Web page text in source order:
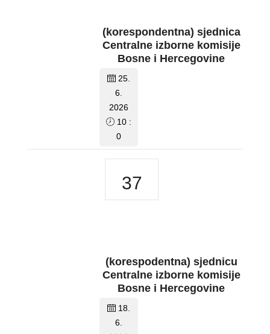
(korespondentna) sjednica
Centralne izborne komisije
Bosne i Hercegovine
25.
6.
2026
10 :
0
37
(korespodentna) sjednicu
Centralne izborne komisije
Bosne i Hercegovine
18.
6.